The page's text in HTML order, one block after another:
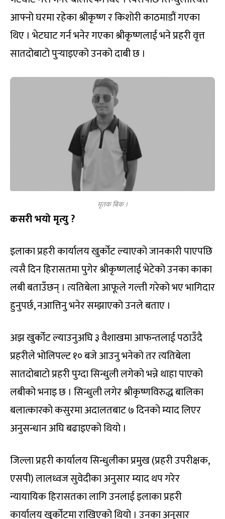
आफ्नो घरमा रहेका श्रीकृष्ण र किशोरी काठमाडौं गएका
थिए । भेटघाट गर्न भनेर गएका श्रीकृष्णलाई भने प्रहरी वृत्त
सातदोबाटो पुर्‍याइएको उनको दाबी छ ।
मृतक बिक ।
कसरी भयो मृत्यु ?
इलाका प्रहरी कार्यालय खुर्कोट ल्याएको जानकारी पाएपछि
त्यसै दिन हिरासतमा पुगेर श्रीकृष्णलाई भेटेको उनका काका
लबी बताउँछन् । त्यतिबेला आफूले गल्ती गरेको भए भागिदार
हुनुपर्छ, नआत्तिनु भनेर सम्झाएको उनले बताए ।
अझ खुर्कोट ल्याउनुअघि ३ वैशाखमा आफन्तलाई पठाउँदै
प्रहरीले भोलिपल्ट १० बजे आउनु भनेको तर त्यतिबेला
सातदोबाटो प्रहरी पुग्दा सिन्धुली लगेको भन्ने थाहा पाएको
लबीको भनाइ छ । सिन्धुली लगेर श्रीकृष्णविरुद्ध बालिका
बलात्कारको कसुरमा अदालतबाट ७ दिनको म्याद लिएर
अनुसन्धान अघि बढाइएको थियो ।
जिल्ला प्रहरी कार्यालय सिन्धुलीका प्रमुख (प्रहरी उपरीक्षक,
एसपी) लालध्वज सुवेदीका अनुसार म्याद थप गरेर
न्यायायिक हिरासतका लागि उनलाई इलाका प्रहरी
कार्यालय खुर्कोटमा राखिएको थियो । उनका अनुसार